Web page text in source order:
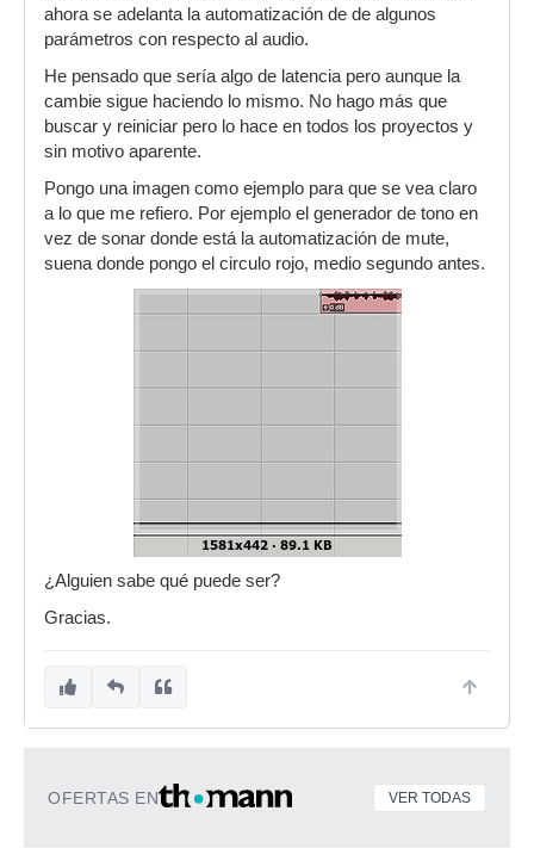
ahora se adelanta la automatización de de algunos
parámetros con respecto al audio.
He pensado que sería algo de latencia pero aunque la
cambie sigue haciendo lo mismo. No hago más que
buscar y reiniciar pero lo hace en todos los proyectos y
sin motivo aparente.
Pongo una imagen como ejemplo para que se vea claro
a lo que me refiero. Por ejemplo el generador de tono en
vez de sonar donde está la automatización de mute,
suena donde pongo el circulo rojo, medio segundo antes.
¿Alguien sabe qué puede ser?
Gracias.
OFERTAS EN VER TODAS